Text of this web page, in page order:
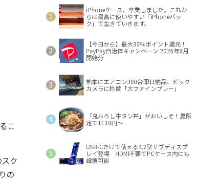
こ
ク
の
iPhoneケース、卒業しました。これか
らは最高に使いやすい「iPhoneバッ
ク」で生きていきます。
【今日から】最大30％ポイント還元！
PayPay自治体キャンペーン 2026年8月
開始分
熊本にエアコン300台即日納品、ビック
カメラに称賛「大ファインプレー」
「鬼おろし牛タン丼」がおいしそ！夏限
定で1110円～
USB-Cだけで使える9.2型サブディスプ
レイ登場 HDMI不要でPCケース内にも
設置可能